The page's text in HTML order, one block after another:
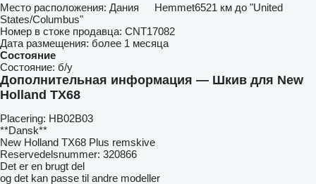
Место расположения: Дания Hemmet6521 км до "United
States/Columbus"
Номер в стоке продавца: CNT17082
Дата размещения: более 1 месяца
Состояние
Состояние: б/у
Дополнительная информация — Шкив для New
Holland TX68
Placering: HB02B03
**Dansk**
New Holland TX68 Plus remskive
Reservedelsnummer: 320866
Det er en brugt del
og det kan passe til andre modeller